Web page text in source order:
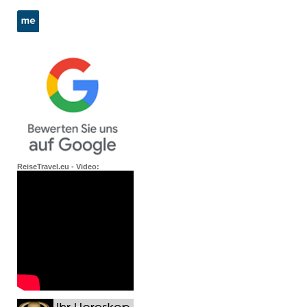
ReiseTravel.eu - Video: